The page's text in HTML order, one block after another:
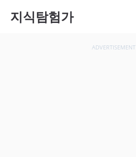
로 건지식탐험가
ADVERTISEMENT